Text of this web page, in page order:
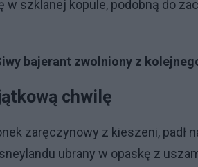
szklanej kopule, podobną do
bajerant zwolniony z
chwilę
zaręczynowy z kieszeni, padł
ubrany w opaskę z